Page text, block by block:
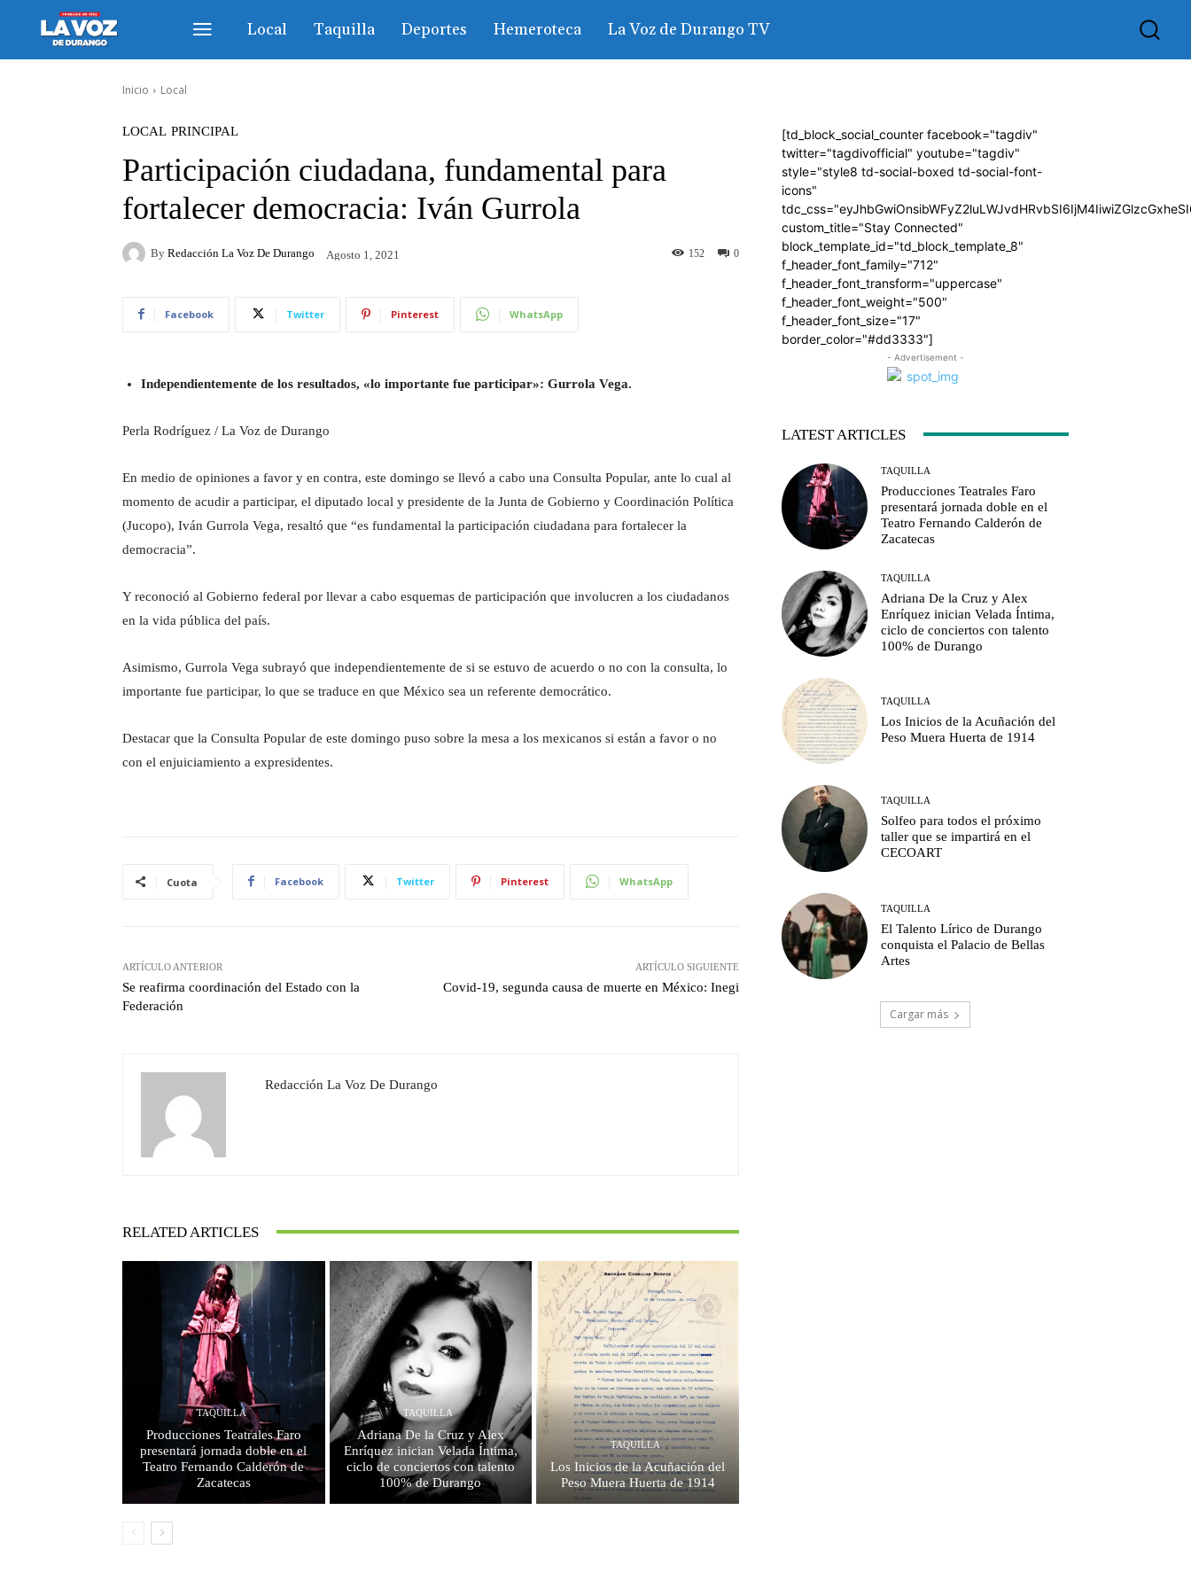
Local Taquilla Deportes Hemeroteca La Voz de Durango TV
Inicio Local
LOCAL PRINCIPAL
Participación ciudadana, fundamental para
fortalecer democracia: Iván Gurrola
By Redacción La Voz De Durango Agosto 1, 2021 0
152
Facebook Twitter Pinterest WhatsApp
Independientemente de los resultados, «lo importante fue participar»: Gurrola Vega.
Perla Rodríguez / La Voz de Durango
En medio de opiniones a favor y en contra, este domingo se llevó a cabo una Consulta Popular, ante lo cual al
momento de acudir a participar, el diputado local y presidente de la Junta de Gobierno y Coordinación Política
(Jucopo), Iván Gurrola Vega, resaltó que “es fundamental la participación ciudadana para fortalecer la
democracia”.
Y reconoció al Gobierno federal por llevar a cabo esquemas de participación que involucren a los ciudadanos
en la vida pública del país.
Asimismo, Gurrola Vega subrayó que independientemente de si se estuvo de acuerdo o no con la consulta, lo
importante fue participar, lo que se traduce en que México sea un referente democrático.
Destacar que la Consulta Popular de este domingo puso sobre la mesa a los mexicanos si están a favor o no
con el enjuiciamiento a expresidentes.
Cuota Facebook Twitter Pinterest WhatsApp
ARTÍCULO ANTERIOR
Se reafirma coordinación del Estado con la
Federación
ARTÍCULO SIGUIENTE
Covid-19, segunda causa de muerte en México: Inegi
Redacción La Voz De Durango
RELATED ARTICLES
TAQUILLA
Producciones Teatrales Faro
presentará jornada doble en el
Teatro Fernando Calderón de
Zacatecas
TAQUILLA
Adriana De la Cruz y Alex
Enríquez inician Velada Íntima,
ciclo de conciertos con talento
100% de Durango
TAQUILLA
Los Inicios de la Acuñación del
Peso Muera Huerta de 1914
[td_block_social_counter facebook="tagdiv"
twitter="tagdivofficial" youtube="tagdiv"
style="style8 td-social-boxed td-social-font-
icons"
custom_title="Stay Connected"
block_template_id="td_block_template_8"
f_header_font_family="712"
f_header_font_transform="uppercase"
f_header_font_weight="500"
f_header_font_size="17"
border_color="#dd3333"]
- Advertisement -
LATEST ARTICLES
TAQUILLA
Producciones Teatrales Faro
presentará jornada doble en el
Teatro Fernando Calderón de
Zacatecas
TAQUILLA
Adriana De la Cruz y Alex
Enríquez inician Velada Íntima,
ciclo de conciertos con talento
100% de Durango
TAQUILLA
Los Inicios de la Acuñación del
Peso Muera Huerta de 1914
TAQUILLA
Solfeo para todos el próximo
taller que se impartirá en el
CECOART
TAQUILLA
El Talento Lírico de Durango
conquista el Palacio de Bellas
Artes
Cargar más